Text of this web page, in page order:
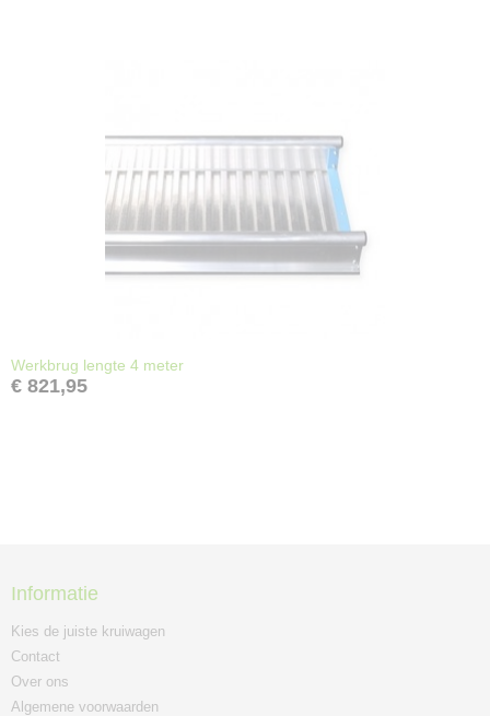
Werkbrug lengte 4 meter
€ 821,95
Informatie
Kies de juiste kruiwagen
Contact
Over ons
Algemene voorwaarden